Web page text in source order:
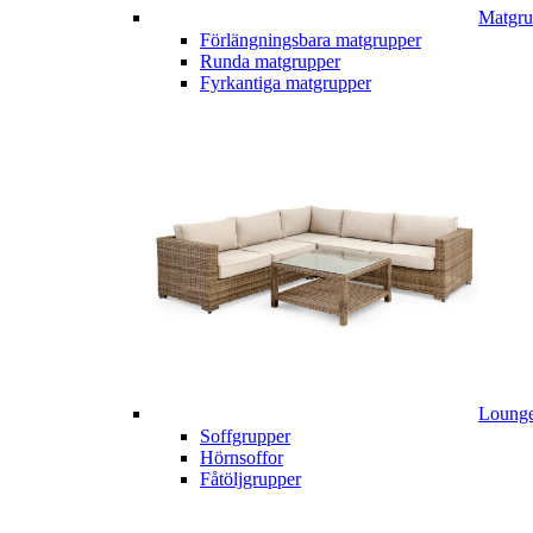
Förlängningsbara matgrupper
Runda matgrupper
Fyrkantiga matgrupper
Soffgrupper
Hörnsoffor
Fåtöljgrupper